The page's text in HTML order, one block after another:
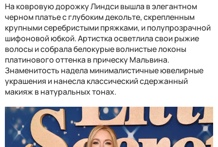
На ковровую дорожку Линдси вышла в элегантном
черном платье с глубоким декольте, скрепленным
крупными серебристыми пряжками, и полупрозрачной
шифоновой юбкой. Артистка осветлила свои рыжие
волосы и собрала белокурые волнистые локоны
платинового оттенка в прическу Мальвина.
Знаменитость надела минималистичные ювелирные
украшения и нанесла классический сдержанный
макияж в натуральных тонах.